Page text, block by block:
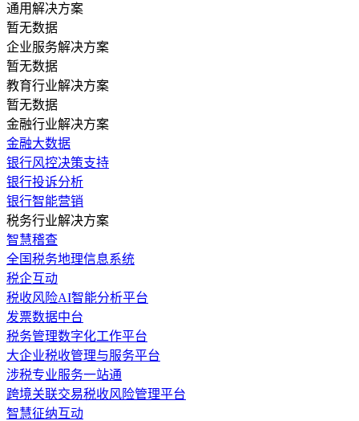
通用解决方案
暂无数据
企业服务解决方案
暂无数据
教育行业解决方案
暂无数据
金融行业解决方案
金融大数据
银行风控决策支持
银行投诉分析
银行智能营销
税务行业解决方案
智慧稽查
全国税务地理信息系统
税企互动
税收风险AI智能分析平台
发票数据中台
税务管理数字化工作平台
大企业税收管理与服务平台
涉税专业服务一站通
跨境关联交易税收风险管理平台
智慧征纳互动